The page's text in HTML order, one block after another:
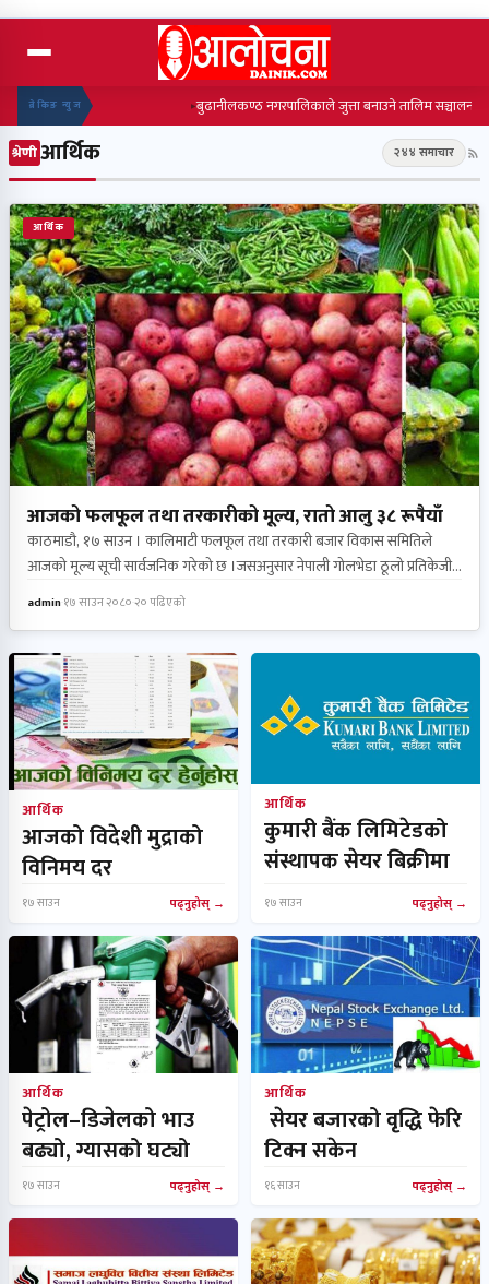
ब्रेकिङ न्युज बुढानीलकण्ठ नगरपालिकाले जुत्ता बनाउने तालिम सञ्चालन
श्रेणीआर्थिक २४४ समाचार
आर्थिक
आजको फलफूल तथा तरकारीको मूल्य, रातो आलु ३८ रूपैयाँ
काठमाडौ, १७ साउन । कालिमाटी फलफूल तथा तरकारी बजार विकास समितिले
आजको मूल्य सूची सार्वजनिक गरेको छ ।जसअनुसार नेपाली गोलभेडा ठूलो प्रतिकेजी
न्यूनतम मूल्य १४०, टनेल गोलभेडा सानो ८५,घिउ सिमी लोकल २५,काउली स्थानिय
छ । त्यसैगरी डल्लेच्याउ प्रतिकेजी ३०० रुपैयाँ ,गाजर ११०,बन्दा लोकल १० , मूला
रातो ३०, भन्टा लाम्चो ३०, मकै बोडी ६०, टाटे सिमी…
admin१७ साउन २०८०२० पढिएको
आर्थिक
आजको विदेशी मुद्राको
विनिमय दर
१७ साउन पढ्नुहोस्
आर्थिक
कुमारी बैंक लिमिटेडको
संस्थापक सेयर बिक्रीमा
१७ साउन पढ्नुहोस्
आर्थिक
पेट्रोल–डिजेलको भाउ
बढ्यो, ग्यासको घट्यो
१७ साउन पढ्नुहोस्
आर्थिक
सेयर बजारको वृद्धि फेरि
टिक्न सकेन
१६ साउन पढ्नुहोस्